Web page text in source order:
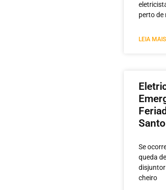
perto de
LEIA
Se
queda
cheiro